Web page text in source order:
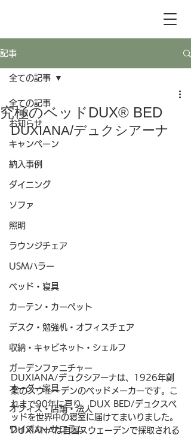
記事
全ての記事
お知らせ
キャンペーン
納入事例
ダイニング
ソファ
照明
ラウンジチェア
USMハラー
ベッド・寝具
カーテン・カーペット
デスク・勉強机・オフィスチェア
収納・キャビネット・シェルフ
ガーデンファニチャー
オーダー家具
オフィス・店舗・法人
ワイズカーサコラム
全ての記事
究極のベッドDUX® BED
DUXIANA/デュクシアーナ
DUXIANA/デュクシアーナは、1926年創
業のスウェーデンのベッドメーカーです。こ
れまで90年に亘り、DUX BED/デュクスベ
ッドを世界中の寝室に届けてまいりました。
DUXIANAは自国スウェーデンで採取される